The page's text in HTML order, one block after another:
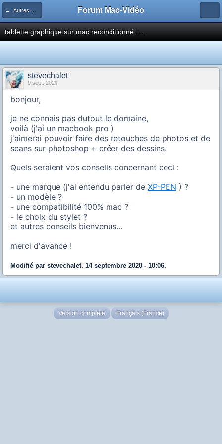
← Autres matériels Forum Mac-Vidéo
tablette graphique sur mac reconditionné :...
stevechalet
9 sept. 2020
bonjour,
je ne connais pas dutout le domaine,
voilà (j'ai un macbook pro )
j'aimerai pouvoir faire des retouches de photos et de
scans sur photoshop + créer des dessins.
Quels seraient vos conseils concernant ceci :
- une marque (j'ai entendu parler de XP-PEN ) ?
- un modèle ?
- une compatibilité 100% mac ?
- le choix du stylet ?
et autres conseils bienvenus...
merci d'avance !
Modifié par stevechalet, 14 septembre 2020 - 10:06.
Version complète Français (France)